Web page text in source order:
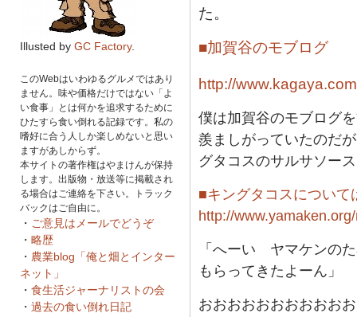
た。
■加賀谷のモブログ
http://
僕は加賀谷のモブログ
羨ましがっていたのだ
グタコスのサルサソー
■キングタコスについて
http://
「へーい ヤマケンの
もらってきたよーん」
おおおおおおおおおお
Illusted by GC Factory.
このWebはいわゆるグルメではあり
ません。味や価格だけではない「よ
い食事」とは何かを追求するために
ひたすら食い倒れる記録です。私の
嗜好に合う人しか楽しめないと思い
ますがあしからず。
本サイトの著作権はやまけんが保持
します。出版物・放送等に掲載され
る場合はご連絡を下さい。トラック
バックはご自由に。
・ ご意見はメールでどうぞ
・ 略歴
・ 農業blog「俺と畑とインター
ネット」
・ 食生活ジャーナリストの会
・ 過去の食い倒れ日記